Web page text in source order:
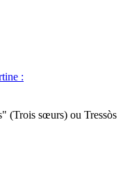
:
(Trois sœurs) ou Tressòs